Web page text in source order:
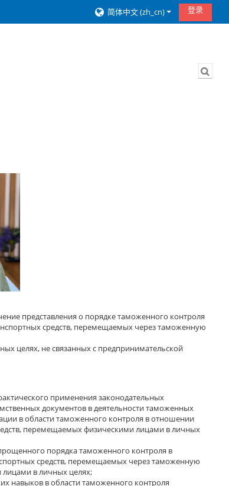
简体中文 ‎(zh_cn)‎ 登录
представления о порядке таможенного контроля
средств, перемещаемых через таможенную
целях, не связанных с предпринимательской
применения законодательных
документов в деятельности таможенных
в области таможенного контроля в отношении
перемещаемых физическими лицами в личных
порядка таможенного контроля в
средств, перемещаемых через таможенную
в личных целях;
навыков в области таможенного контроля